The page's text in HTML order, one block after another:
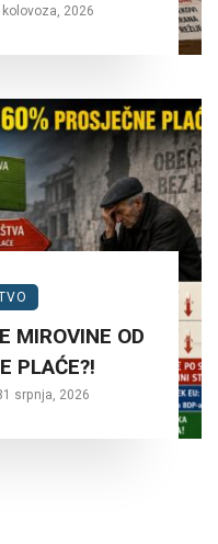
kolovoza, 2026
MIROVINE OD
PLAĆE?!
srpnja, 2026